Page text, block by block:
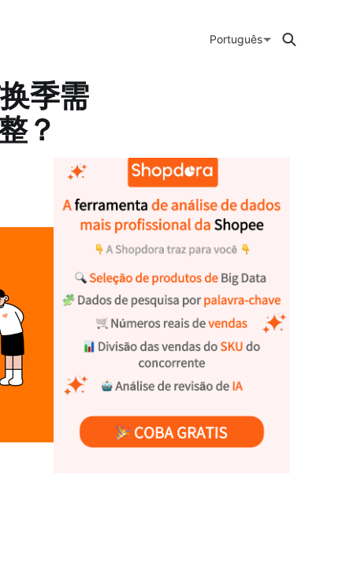
Português
季需
？